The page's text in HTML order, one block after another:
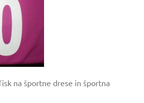
na športne drese in športna